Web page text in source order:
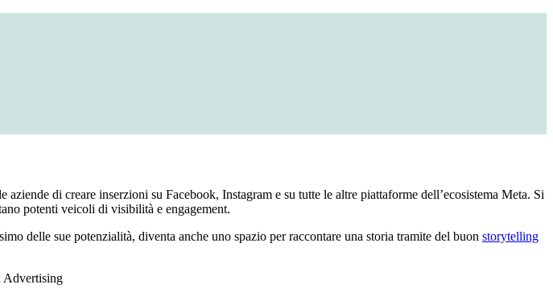
di creare inserzioni su Facebook, Instagram e su tutte le altre piattaforme dell’ecosistema Meta. Si
potenti veicoli di visibilità e engagement.
delle sue potenzialità, diventa anche uno spazio per raccontare una storia tramite del buon storytelling